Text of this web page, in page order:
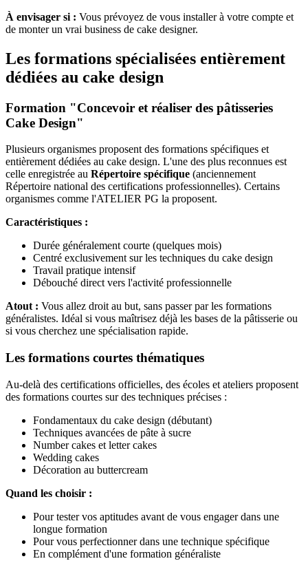
À envisager si : Vous prévoyez de vous installer à votre compte et
de monter un vrai business de cake designer.
Les formations spécialisées entièrement
dédiées au cake design
Formation "Concevoir et réaliser des pâtisseries
Cake Design"
Plusieurs organismes proposent des formations spécifiques et
entièrement dédiées au cake design. L'une des plus reconnues est
celle enregistrée au Répertoire spécifique (anciennement
Répertoire national des certifications professionnelles). Certains
organismes comme l'ATELIER PG la proposent.
Caractéristiques :
Durée généralement courte (quelques mois)
Centré exclusivement sur les techniques du cake design
Travail pratique intensif
Débouché direct vers l'activité professionnelle
Atout : Vous allez droit au but, sans passer par les formations
généralistes. Idéal si vous maîtrisez déjà les bases de la pâtisserie ou
si vous cherchez une spécialisation rapide.
Les formations courtes thématiques
Au-delà des certifications officielles, des écoles et ateliers proposent
des formations courtes sur des techniques précises :
Fondamentaux du cake design (débutant)
Techniques avancées de pâte à sucre
Number cakes et letter cakes
Wedding cakes
Décoration au buttercream
Quand les choisir :
Pour tester vos aptitudes avant de vous engager dans une
longue formation
Pour vous perfectionner dans une technique spécifique
En complément d'une formation généraliste